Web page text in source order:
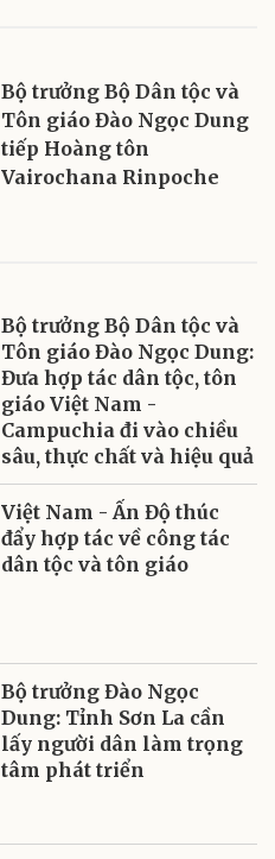
Bộ trưởng Bộ Dân tộc và
Tôn giáo Đào Ngọc Dung
tiếp Hoàng tôn
Vairochana Rinpoche
Bộ trưởng Bộ Dân tộc và
Tôn giáo Đào Ngọc Dung:
Đưa hợp tác dân tộc, tôn
giáo Việt Nam -
Campuchia đi vào chiều
sâu, thực chất và hiệu quả
Việt Nam - Ấn Độ thúc
đẩy hợp tác về công tác
dân tộc và tôn giáo
Bộ trưởng Đào Ngọc
Dung: Tỉnh Sơn La cần
lấy người dân làm trọng
tâm phát triển